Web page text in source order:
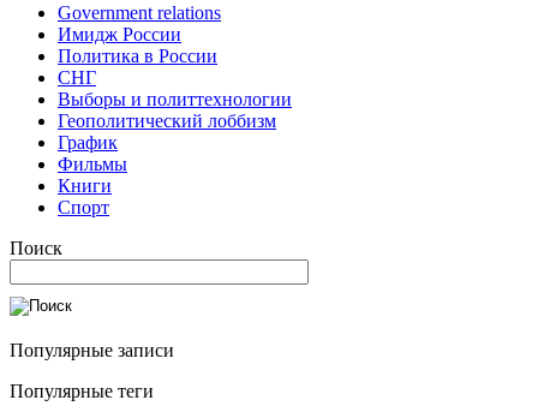
Government relations
Имидж России
Политика в России
СНГ
Выборы и политтехнологии
Геополитический лоббизм
График
Фильмы
Книги
Спорт
Поиск
Популярные записи
Популярные теги